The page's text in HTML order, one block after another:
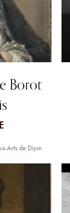
Borot
Arts de Dijon